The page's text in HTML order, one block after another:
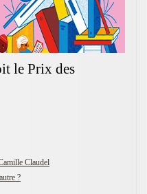
le Prix des
Claudel
?